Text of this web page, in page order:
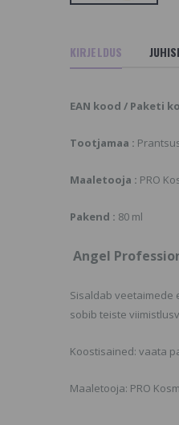
KIRJELDUS
EAN kood / Paketi
Tootjamaa :
Maaletooja : PRO
Pakend : 80 ml
Angel
Sisaldab veetaimede
sobib teiste
Koostisained: vaata
Maaletooja: PRO
Professional
Depth Spa
Igat Tüüpi